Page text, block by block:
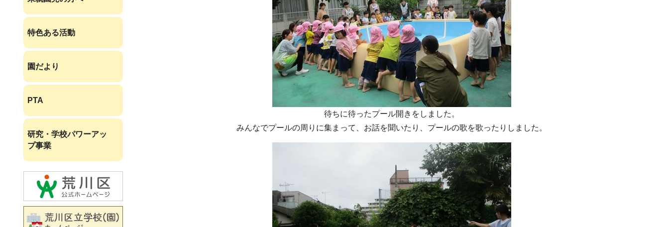
待ちに待ったプール開きをしました。
みんなでプールの周りに集まって、お話を聞いたり、プールの歌を歌ったりしました。
特色ある活動
園だより
PTA
研究・学校パワーアッ
プ事業